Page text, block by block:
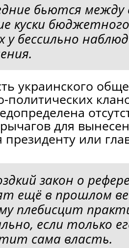
бьются между
куски
у бессильно
украинского
политических
для
президенту или
закон о
ещё в прошлом
плебисцит
если только
сама власть.